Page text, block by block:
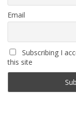
Email
Subscribing I
this site